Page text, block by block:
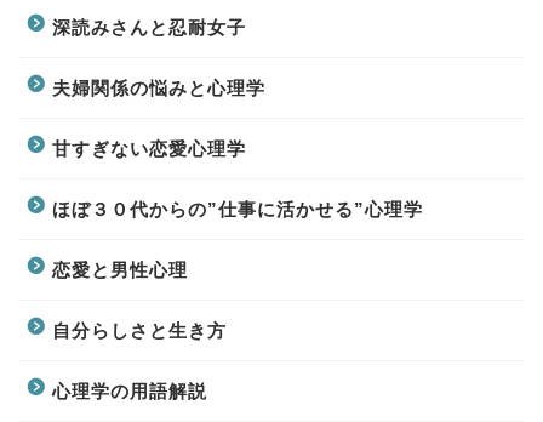
深読みさんと忍耐女子
夫婦関係の悩みと心理学
甘すぎない恋愛心理学
ほぼ３０代からの”仕事に活かせる”心理学
恋愛と男性心理
自分らしさと生き方
心理学の用語解説